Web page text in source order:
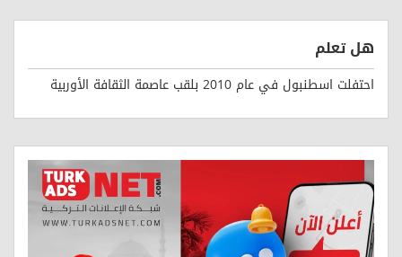
هل تعلم
احتفلت اسطنبول في عام 2010 بلقب عاصمة الثقافة الأوربية